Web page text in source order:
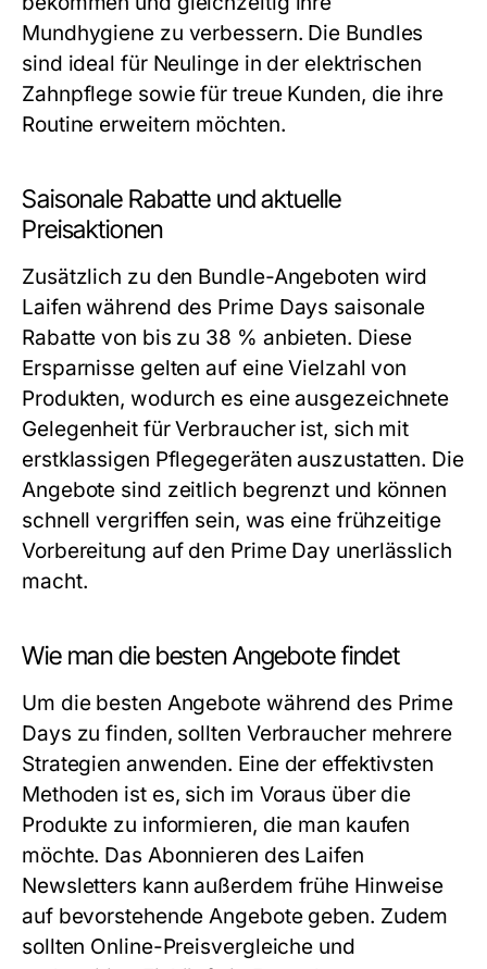
Mundhygiene zu verbessern. Die Bundles
sind ideal für Neulinge in der elektrischen
Zahnpflege sowie für treue Kunden, die ihre
Routine erweitern möchten.
Saisonale Rabatte und aktuelle
Preisaktionen
Zusätzlich zu den Bundle-Angeboten wird
Laifen während des Prime Days saisonale
Rabatte von bis zu 38 % anbieten. Diese
Ersparnisse gelten auf eine Vielzahl von
Produkten, wodurch es eine ausgezeichnete
Gelegenheit für Verbraucher ist, sich mit
erstklassigen Pflegegeräten auszustatten. Die
Angebote sind zeitlich begrenzt und können
schnell vergriffen sein, was eine frühzeitige
Vorbereitung auf den Prime Day unerlässlich
macht.
Wie man die besten Angebote findet
Um die besten Angebote während des Prime
Days zu finden, sollten Verbraucher mehrere
Strategien anwenden. Eine der effektivsten
Methoden ist es, sich im Voraus über die
Produkte zu informieren, die man kaufen
möchte. Das Abonnieren des Laifen
Newsletters kann außerdem frühe Hinweise
auf bevorstehende Angebote geben. Zudem
sollten Online-Preisvergleiche und